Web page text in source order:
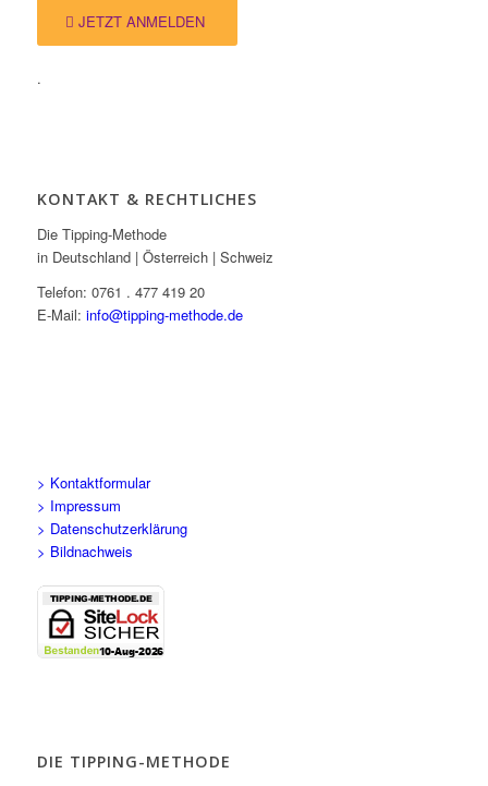
JETZT ANMELDEN
.
KONTAKT & RECHTLICHES
Die Tipping-Methode
in Deutschland | Österreich | Schweiz
Telefon: 0761 . 477 419 20
E-Mail: info@tipping-methode.de
> Kontaktformular
> Impressum
> Datenschutzerklärung
> Bildnachweis
DIE TIPPING-METHODE